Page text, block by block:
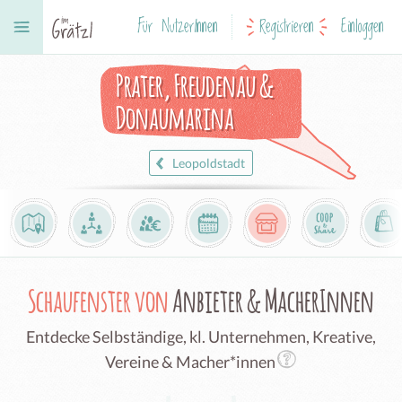
Für NutzerInnen Registrieren Einloggen
Prater, Freudenau &
Donaumarina
Leopoldstadt
Schaufenster vonAnbieter & MacherInnen
Entdecke Selbständige, kl. Unternehmen, Kreative,
Vereine & Macher*innen